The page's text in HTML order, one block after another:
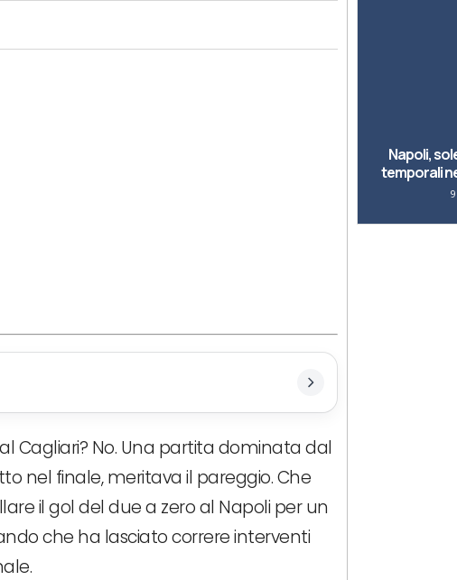
Cagliari? No. Una partita dominata dal
nel finale, meritava il pareggio. Che
il gol del due a zero al Napoli per un
che ha lasciato correre interventi
Napoli,
temporali